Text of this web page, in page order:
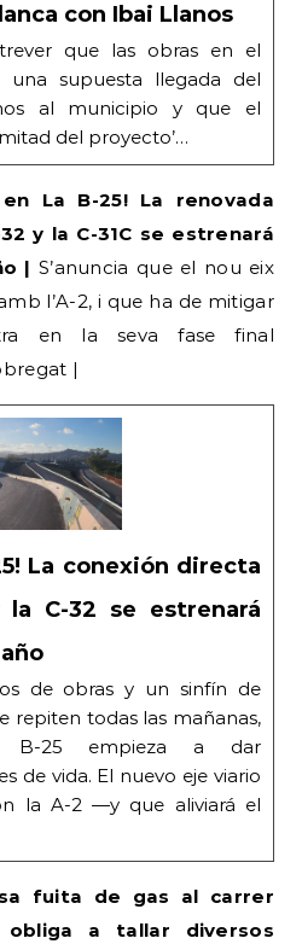
con Ibai Llanos
que las obras en el
supuesta llegada del
al municipio y que el
del proyecto’…
La B-25! La renovada
y la C-31C se estrenará
| S’anuncia que el nou eix
l’A-2, i que ha de mitigar
en la seva fase final
|
La conexión directa
la C-32 se estrenará
de obras y un sinfín de
repiten todas las mañanas,
B-25 empieza a dar
de vida. El nuevo eje viario
la A-2 —y que aliviará el
fuita de gas al carrer
obliga a tallar diversos